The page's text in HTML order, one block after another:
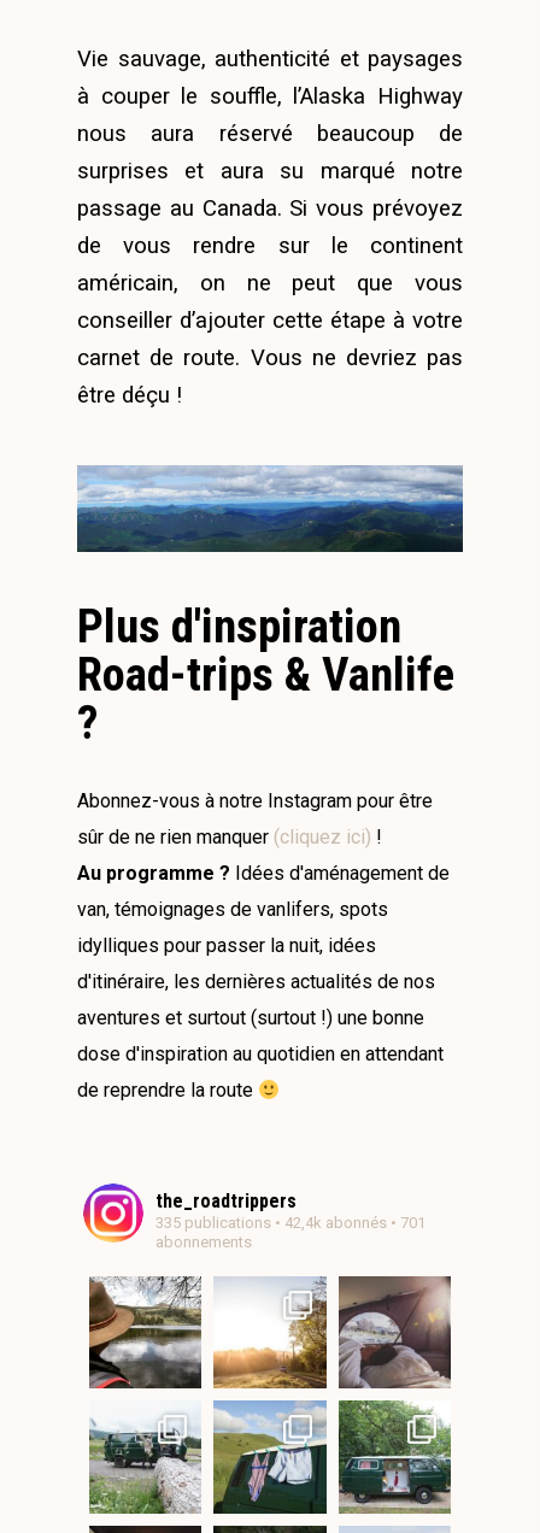
Vie sauvage, authenticité et paysages
à couper le souffle, l’Alaska Highway
nous aura réservé beaucoup de
surprises et aura su marqué notre
passage au Canada. Si vous prévoyez
de vous rendre sur le continent
américain, on ne peut que vous
conseiller d’ajouter cette étape à votre
carnet de route. Vous ne devriez pas
être déçu !
Plus d'inspiration
Road-trips & Vanlife
?
Abonnez-vous à notre Instagram pour être
sûr de ne rien manquer (cliquez ici) !
Au programme ? Idées d'aménagement de
van, témoignages de vanlifers, spots
idylliques pour passer la nuit, idées
d'itinéraire, les dernières actualités de nos
aventures et surtout (surtout !) une bonne
dose d'inspiration au quotidien en attendant
de reprendre la route
the_roadtrippers
335 publications • 42,4k abonnés • 701
abonnements